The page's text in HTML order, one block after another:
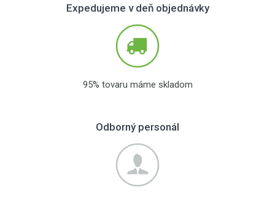
Expedujeme v deň objednávky
95% tovaru máme skladom
Odborný personál